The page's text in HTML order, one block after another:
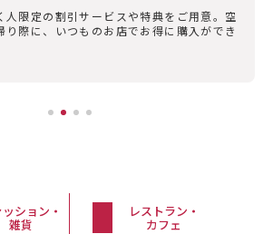
人限定の割引サービスや特典をご用意。空
り際に、いつものお店でお得に購入ができ
ション・
雑貨
レストラン・
カフェ